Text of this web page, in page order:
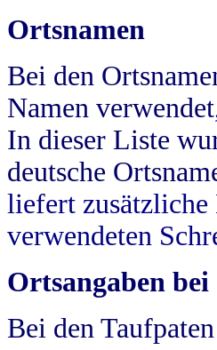
Ortsnamen
Bei den
Namen
In dieser Liste
deutsche
liefert zusätzliche
verwendeten
Ortsangaben
Bei den